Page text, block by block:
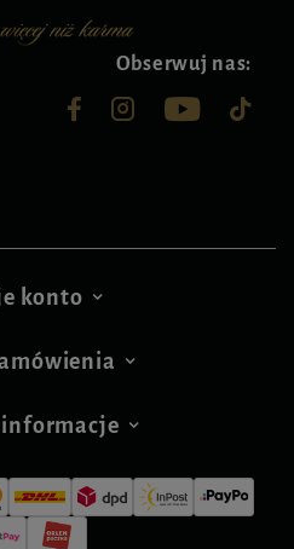
Obserwuj nas:
konto
informacje